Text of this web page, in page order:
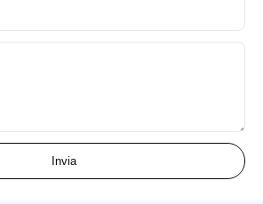
Invia